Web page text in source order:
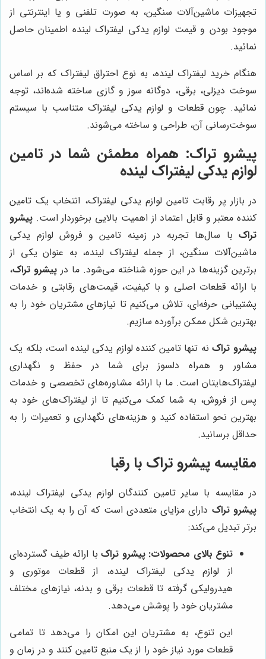
تجهیزات ماشین‌آلات سنگین، به صورت تلفنی و یا اینترنتی از
موجود بودن و قیمت لوازم یدکی لیفتراک لینده اطمینان حاصل
نمائید.
هنگام خرید لیفتراک لینده، به نوع احتراق لیفتراک که بر اساس
سوخت دیزلی، برقی، دوگانه سوز و گازی ساخته شده‌اند، توجه
نمائید. چون قطعات و لوازم یدکی لیفتراک متناسب با سیستم
سوخت‌رسانی آن، طراحی و ساخته می‌شوند.
پیشرو تراک: همراه مطمئن شما در تامین
لوازم یدکی لیفتراک لینده
در بازار پر رقابت تامین لوازم یدکی لیفتراک، انتخاب یک تامین
کننده معتبر و قابل اعتماد از اهمیت بالایی برخوردار است. پیشرو
تراک با سال‌ها تجربه در زمینه تامین و فروش لوازم یدکی
ماشین‌آلات سنگین، از جمله لیفتراک لینده، به عنوان یکی از
برترین گزینه‌ها در این حوزه شناخته می‌شود. ما در پیشرو تراک،
با ارائه قطعات اصلی و با کیفیت، قیمت‌های رقابتی و خدمات
پشتیبانی حرفه‌ای، تلاش می‌کنیم تا نیازهای مشتریان خود را به
بهترین شکل ممکن برآورده سازیم.
پیشرو تراکنه تنها تامین کننده لوازم یدکی لینده است، بلکه یک
مشاور و همراه دلسوز برای شما در حفظ و نگهداری
لیفتراک‌هایتان است. ما با ارائه مشاوره‌های تخصصی و خدمات
پس از فروش، به شما کمک می‌کنیم تا از لیفتراک‌های خود به
بهترین نحو استفاده کنید و هزینه‌های نگهداری و تعمیرات را به
حداقل برسانید.
مقایسه پیشرو تراک با رقبا
در مقایسه با سایر تامین کنندگان لوازم یدکی لیفتراک لینده،
پیشرو تراک دارای مزایای متعددی است که آن را به یک انتخاب
برتر تبدیل می‌کند:
تنوع بالای محصولات: پیشرو تراک با ارائه طیف گسترده‌ای
از لوازم یدکی لیفتراک لینده، از قطعات موتوری و
هیدرولیکی گرفته تا قطعات برقی و بدنه، نیازهای مختلف
مشتریان خود را پوشش می‌دهد.
این تنوع، به مشتریان این امکان را می‌دهد تا تمامی
قطعات مورد نیاز خود را از یک منبع تامین کنند و در زمان و